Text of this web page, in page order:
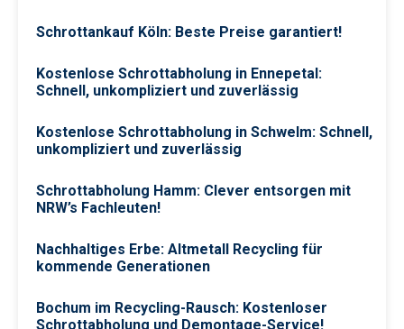
Schrottankauf Köln: Beste Preise garantiert!
Kostenlose Schrottabholung in Ennepetal:
Schnell, unkompliziert und zuverlässig
Kostenlose Schrottabholung in Schwelm: Schnell,
unkompliziert und zuverlässig
Schrottabholung Hamm: Clever entsorgen mit
NRW’s Fachleuten!
Nachhaltiges Erbe: Altmetall Recycling für
kommende Generationen
Bochum im Recycling-Rausch: Kostenloser
Schrottabholung und Demontage-Service!